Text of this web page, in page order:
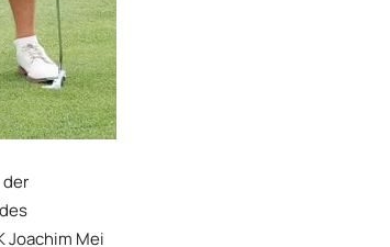
der
Joachim Mei